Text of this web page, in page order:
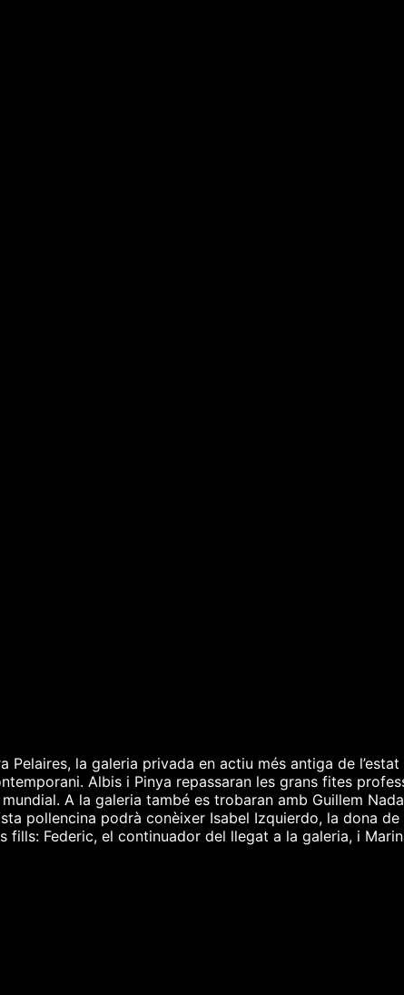
la galeria privada en actiu més antiga de
Albis i Pinya repassaran les grans fites
A la galeria també es trobaran amb Guillem
pollencina podrà conèixer Isabel Izquierdo, la dona de
fills: Federic, el continuador del llegat a la galeria, i